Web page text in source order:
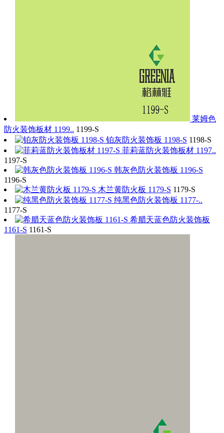
莱姆色
防火装饰板材 1199.. 1199-S
铂灰防火装饰板 1198-S 1198-S
菲莉蓝防火装饰板材 1197..
1197-S
韩灰色防火装饰板 1196-S
1196-S
木兰黄防火板 1179-S 1179-S
纯黑色防火装饰板 1177-..
1177-S
希腊天蓝色防火装饰板
1161-S 1161-S